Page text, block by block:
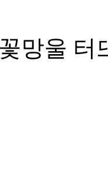
망울 터